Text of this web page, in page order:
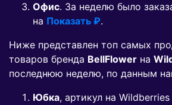
Офис. За неделю было
на Показать ₽.
Ниже представлен топ самых
товаров бренда BellFlower на
последнюю неделю, по данным
Юбка, артикул на Wildberries